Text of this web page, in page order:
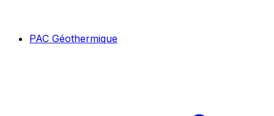
PAC Géothermique